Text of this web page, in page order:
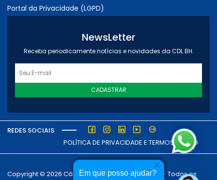
Em que posso ajudar?
Portal da Privacidade (LGPD)
NewsLetter
Receba periodicamente notícias e novidades da CDL BH.
CADASTRAR
REDES SOCIAIS
POLÍTICA DE PRIVACIDADE E TERMOS DE USO
Copyright © 2026 Câmara dos Dirigentes Lojistas - Todos os